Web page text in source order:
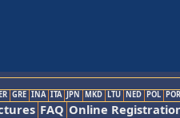
GRE INA ITA JPN MKD LTU NED POL POR
FAQ Online